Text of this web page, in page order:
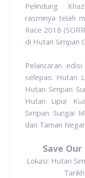
Pelindung
rasminya telah
Race 2018
di Hutan Simpan
Pelancaran
selepas: Hutan
Hutan Simpan
Hutan Lipur
Simpan Sungai
dan Taman
Save
Lokasi: Hutan